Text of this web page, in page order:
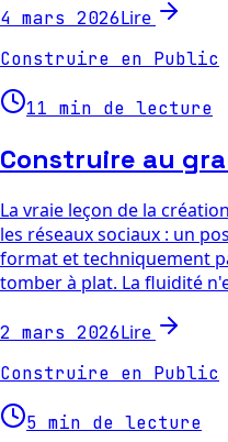
4 mars 2026Lire
Construire en Public
11 min de lecture
Construire au
La vraie leçon de la
les réseaux sociaux : un
format et techniquement
tomber à plat. La fluidité
2 mars 2026Lire
Construire en Public
5 min de lecture